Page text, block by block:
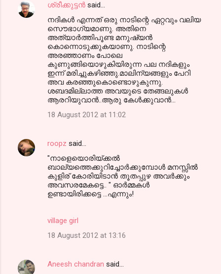
C
ശ്രീക്കുട്ടന്‍ said…
നദികള്‍ എന്നത് ഒരു നാടിന്റെ ഏറ്റവും വലിയ
സൌഭാഗ്യമാണു. അതിനെ
അത്യാര്‍ത്തിപൂണ്ട മനുഷ്യന്‍
കൊന്നൊടുക്കുകയാണു. നാടിന്റെ
അരഞ്ഞാണം പോലെ
കുണുങ്ങിയൊഴുകിയിരുന്ന പല നദികളും
ഇന്ന്‍ മരിച്ചുകഴിഞ്ഞു.മാലിന്യങ്ങളും പേറി
അവ കരഞ്ഞുകൊണ്ടൊഴുകുന്നു.
ശബദമില്ലാത്ത അവയുടെ തേങ്ങലുകള്‍
ആരറിയുവാന്‍..ആരു കേള്‍ക്കുവാന്‍...
18 August 2012 at 11:02
roopz said…
"നാളെയൊരിയ്ക്കല്‍
ബാല്യത്തെക്കുറിച്ചോര്‍ക്കുമ്പോള്‍ മനസ്സില്‍
കുളിര് കോരിയിടാന്‍ തൂതപ്പുഴ അവര്‍ക്കും
അവസരമേകട്ടെ.. " ഓര്‍മ്മകള്‍
ഉണ്ടായിരിക്കട്ടെ ...എന്നും!
village girl
18 August 2012 at 13:16
Aneesh chandran said…